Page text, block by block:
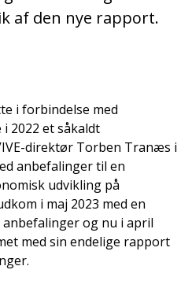
af den nye rapport.
i forbindelse med
2022 et såkaldt
direktør Torben Tranæs i
anbefalinger til en
udvikling på
i maj 2023 med en
og nu i april
med sin endelige rapport